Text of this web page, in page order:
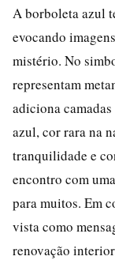
A borboleta azul
evocando
mistério. No
representam
adiciona
azul, cor rara na
tranquilidade e
encontro com
para muitos. Em
vista como
renovação